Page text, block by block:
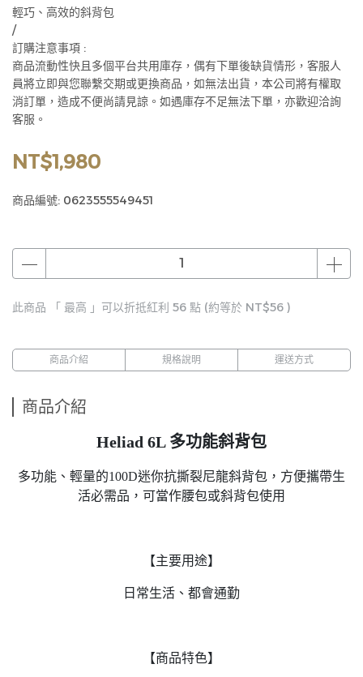
輕巧、高效的斜背包
/
訂購注意事項 :
商品流動性快且多個平台共用庫存，偶有下單後缺貨情形，客服人
員將立即與您聯繫交期或更換商品，如無法出貨，本公司將有權取
消訂單，造成不便尚請見諒。如遇庫存不足無法下單，亦歡迎洽詢
客服。
NT$1,980
商品編號: 0623555549451
此商品 「 最高 」可以折抵紅利 56 點 (約等於 NT$56 )
商品介紹 規格說明 運送方式
商品介紹
Heliad 6L 多功能斜背包
多功能、輕量的100D迷你抗撕裂尼龍斜背包，方便攜帶生
活必需品，可當作腰包或斜背包使用
【主要用途】
日常生活、都會通勤
【商品特色】